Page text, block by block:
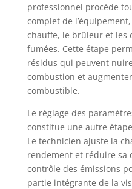
professionnel procède
complet de
chauffe, le brûleur et les
fumées. Cette étape
résidus qui peuvent
combustion et
combustible.
Le réglage des
constitue une autre
Le technicien ajuste la
rendement et réduire sa
contrôle des émissions
partie intégrante de la